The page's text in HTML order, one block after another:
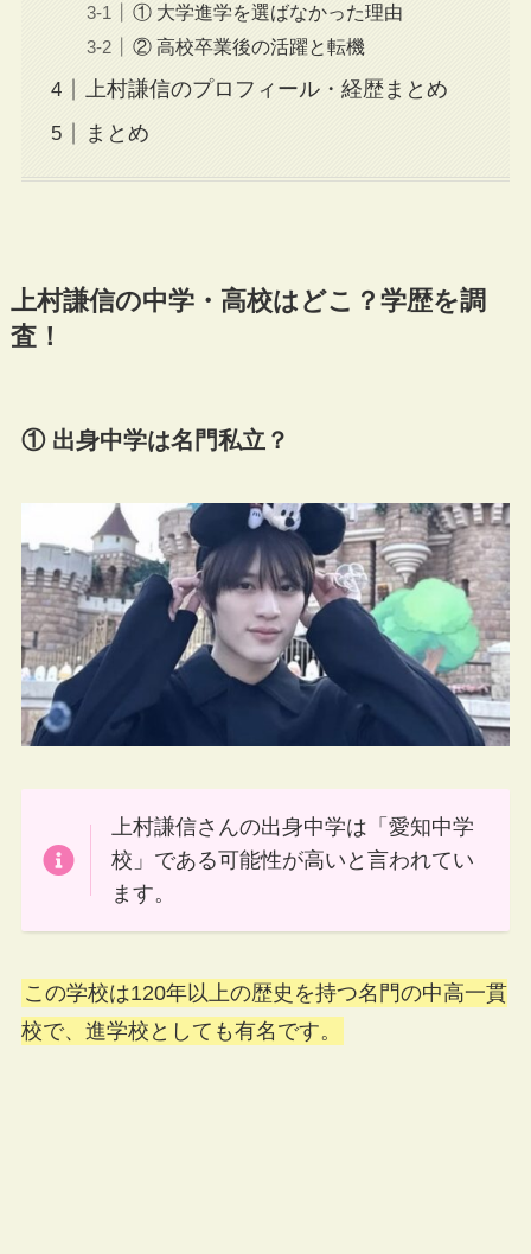
① 大学進学を選ばなかった理由
② 高校卒業後の活躍と転機
上村謙信のプロフィール・経歴まとめ
まとめ
上村謙信の中学・高校はどこ？学歴を調
査！
① 出身中学は名門私立？
上村謙信さんの出身中学は「愛知中学
校」である可能性が高いと言われてい
ます。
この学校は120年以上の歴史を持つ名門の中高一貫
校で、進学校としても有名です。